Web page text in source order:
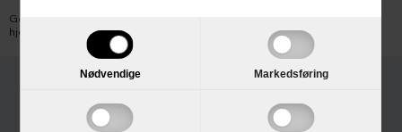
Nødvendige Markedsføring
Gennemse vores udvalg og find den perfekte belysningsløsning til dit
hjem hos Hvidevareshoppen.dk.